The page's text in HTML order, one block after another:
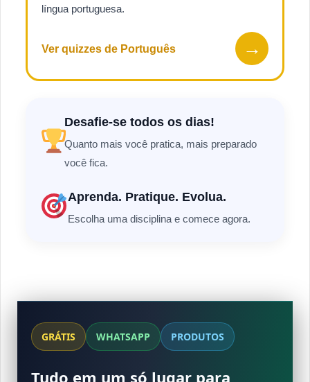
língua portuguesa.
Ver quizzes de Português →
Desafie-se todos os dias!
Quanto mais você pratica, mais preparado
você fica.
Aprenda. Pratique. Evolua.
Escolha uma disciplina e comece agora.
GRÁTIS WHATSAPP PRODUTOS
Tudo em um só lugar para